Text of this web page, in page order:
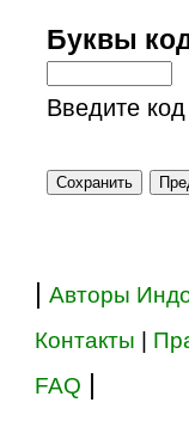
Буквы
Введите
|Авторы
Контакты
FAQ